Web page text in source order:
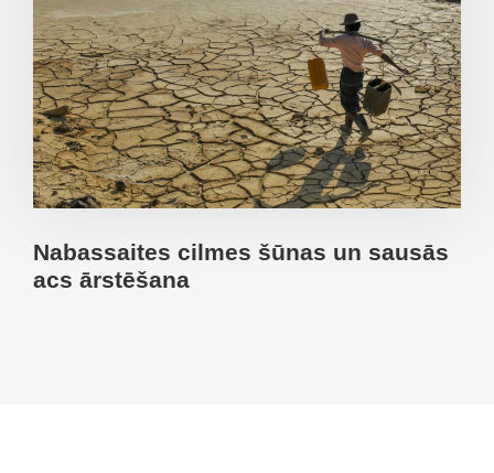
Nabassaites cilmes šūnas un sausās
acs ārstēšana